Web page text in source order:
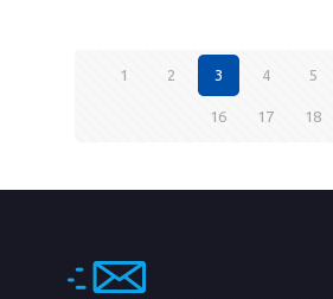
1 2 3 4 5
16 17 18